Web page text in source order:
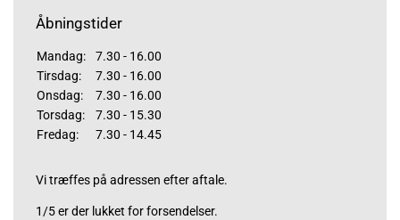
Åbningstider
Mandag:
7.30 - 16.00
Tirsdag:
7.30 - 16.00
Onsdag:
7.30 - 16.00
Torsdag:
7.30 - 15.30
Fredag:
7.30 - 14.45
Vi træffes på adressen efter aftale.
1/5 er der lukket for forsendelser.